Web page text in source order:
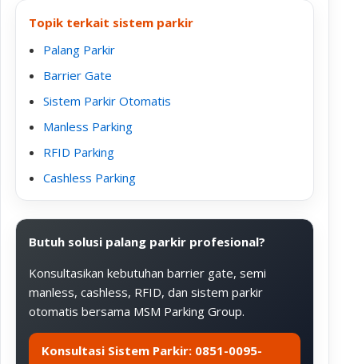
Topik terkait sistem parkir
Palang Parkir
Barrier Gate
Sistem Parkir Otomatis
Manless Parking
RFID Parking
Cashless Parking
Butuh solusi palang parkir profesional?
Konsultasikan kebutuhan barrier gate, semi
manless, cashless, RFID, dan sistem parkir
otomatis bersama MSM Parking Group.
Konsultasi Sistem Parkir: 0851-0095-